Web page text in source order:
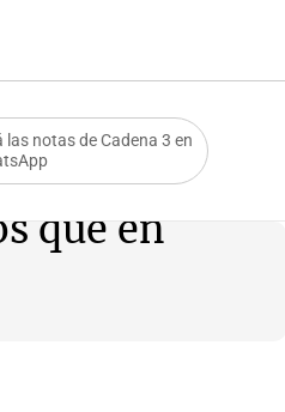
las notas de Cadena 3 en
que en